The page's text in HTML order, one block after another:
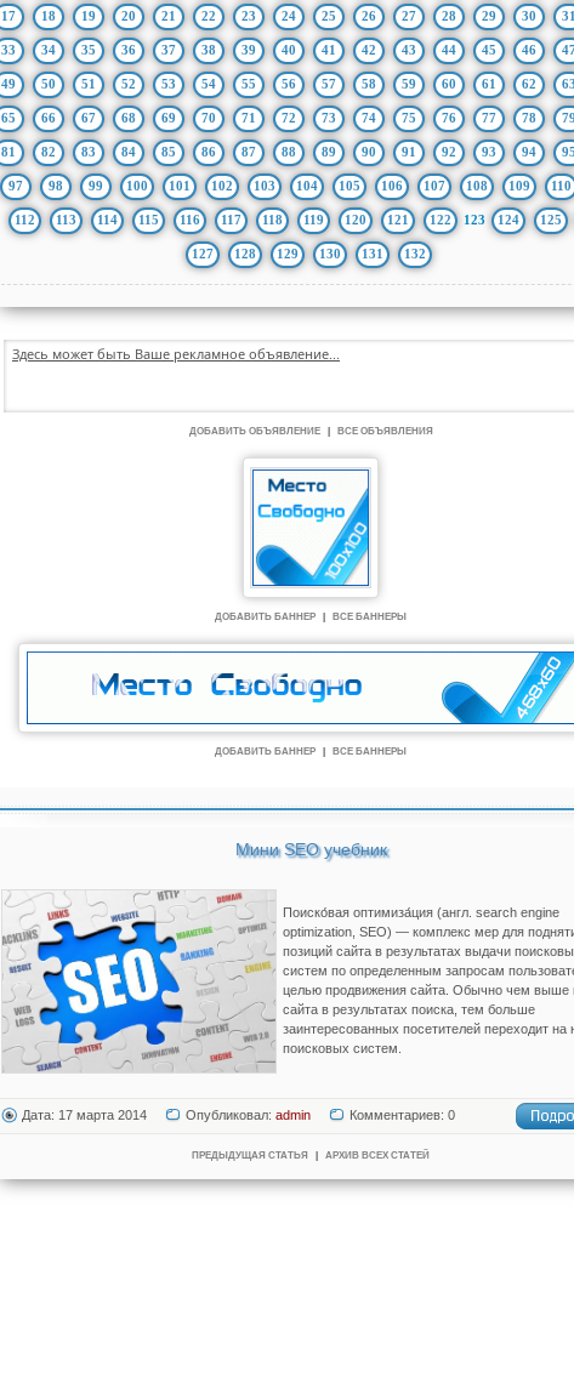
17 18 19 20 21 22 23 24 25 26 27 28 29 30 31
33 34 35 36 37 38 39 40 41 42 43 44 45 46
49 50 51 52 53 54 55 56 57 58 59 60 61 62 63
65 66 67 68 69 70 71 72 73 74 75 76 77 78 79
81 82 83 84 85 86 87 88 89 90 91 92 93 94 95
97 98 99 100 101 102 103 104 105 106 107 108 109 110
112 113 114 115 116 117 118 119 120 121 122 123 124 125
127 128 129 130 131 132
Здесь может быть Ваше рекламное объявление...
ДОБАВИТЬ ОБЪЯВЛЕНИЕ ВСЕ ОБЪЯВЛЕНИЯ
ДОБАВИТЬ БАННЕР ВСЕ БАННЕРЫ
ДОБАВИТЬ БАННЕР ВСЕ БАННЕРЫ
Мини SEO учебник
Поиско́вая оптимиза́ция (англ. search engine
optimization, SEO) — комплекс мер для
позиций сайта в результатах выдачи
систем по определенным запросам
целью продвижения сайта. Обычно чем выше
сайта в результатах поиска, тем больше
заинтересованных посетителей переходит на
поисковых систем.
Дата: 17 марта 2014 Опубликовал: admin Комментариев: 0
ПРЕДЫДУЩАЯ СТАТЬЯ АРХИВ ВСЕХ СТАТЕЙ